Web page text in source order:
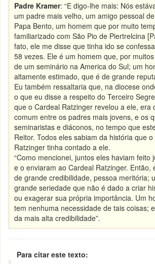
Padre Kramer: “E digo-lhe mais: Nós
um padre mais velho, um amigo pessoal
Papa Bento, um homem que por muito
familiarizado com São Pio de Piertrelcina
fato, ele me disse que tinha ido se
58 vezes. Ele é um homem que, por
de um seminário na America do Sul; um
altamente estimado, que é de grande
Eu também ressaltaria que, na diocese
o que eu disse a respeito do Terceiro
que o Cardeal Ratzinger revelou a ele, era
comum entre os padres mais jovens, e os
seminaristas e diáconos, no tempo que
Reitor. Todos eles sabiam da história que o
Ratzinger tinha contado a ele.
“Como mencionei, juntos eles haviam feito
e o enviaram ao Cardeal Ratzinger. Então,
de grande credibilidade, pessoa meritória;
grande seriedade que não é dado a criar
ou exagerar sua própria importância. Um
tem nenhuma necessidade de tais coisas;
da mais alta credibilidade”.
Para citar este texto: